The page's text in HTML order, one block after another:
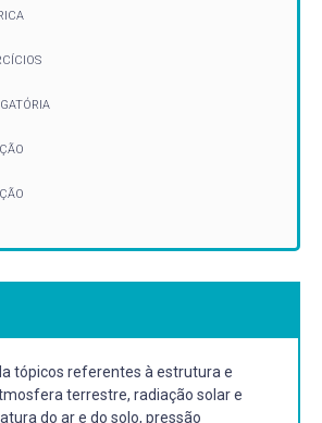
tópicos referentes à estrutura e
terrestre, radiação solar e
do ar e do solo, pressão